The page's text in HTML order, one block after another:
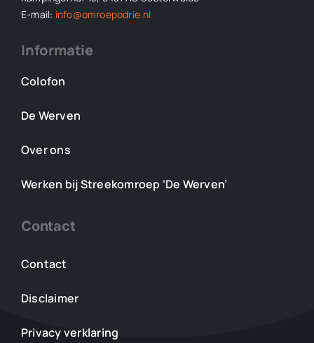
E-mail: info@omroepodrie.nl
Informatie
Colofon
De Werven
Over ons
Werken bij Streekomroep ‘De Werven’
Contact
Contact
Disclaimer
Privacy verklaring